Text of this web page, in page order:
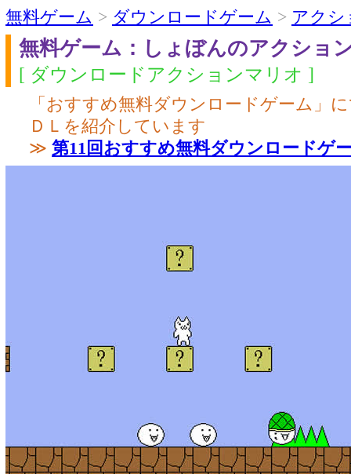
無料ゲーム > ダウンロードゲーム > アクシ
無料ゲーム：しょぼんのアクショ
[ ダウンロードアクションマリオ ]
「おすすめ無料ダウンロードゲーム」
ＤＬを紹介しています
≫ 第11回おすすめ無料ダウンロードゲ